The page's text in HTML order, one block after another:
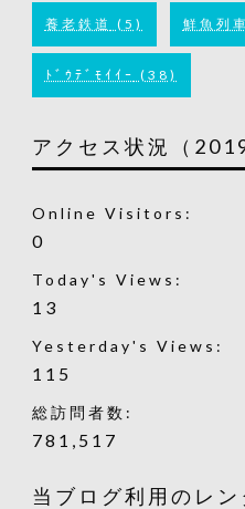
養老鉄道 (5) 鮮魚列車
ﾄﾞｳﾃﾞﾓｲｲｰ (38)
アクセス状況（
Online Visitors:
0
Today's Views:
13
Yesterday's Views:
115
総訪問者数:
781,517
当ブログ利用のレ